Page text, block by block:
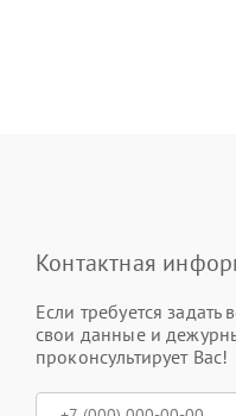
Контактная
Если требуется задать
свои данные и
проконсультирует Вас!